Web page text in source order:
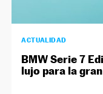
ACTUALIDAD
BMW Serie 7
lujo para la